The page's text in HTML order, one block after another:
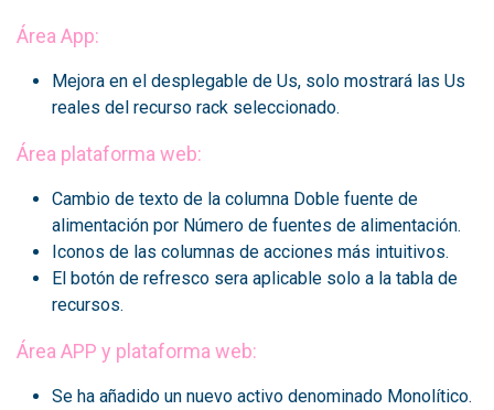
Área App:
Mejora en el desplegable de Us, solo mostrará las Us
reales del recurso rack seleccionado.
Área plataforma web:
Cambio de texto de la columna Doble fuente de
alimentación por Número de fuentes de alimentación.
Iconos de las columnas de acciones más intuitivos.
El botón de refresco sera aplicable solo a la tabla de
recursos.
Área APP y plataforma web:
Se ha añadido un nuevo activo denominado Monolítico.